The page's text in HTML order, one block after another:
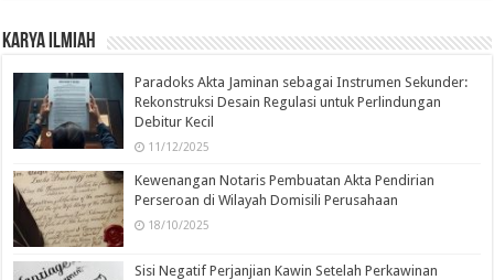
Karya Ilmiah
Paradoks Akta Jaminan sebagai Instrumen Sekunder:
Rekonstruksi Desain Regulasi untuk Perlindungan
Debitur Kecil
11/12/2025
Kewenangan Notaris Pembuatan Akta Pendirian
Perseroan di Wilayah Domisili Perusahaan
18/10/2025
Sisi Negatif Perjanjian Kawin Setelah Perkawinan